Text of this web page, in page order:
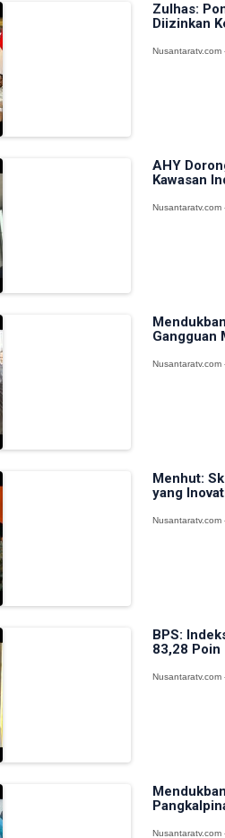
Zulhas:
Diizinkan
Nusantaratv.com
AHY
Kawasan
Nusantaratv.com
Gangguan
Nusantaratv.com
Menhut:
yang
Nusantaratv.com
BPS:
83,28 Poin
Nusantaratv.com
Nusantaratv.com